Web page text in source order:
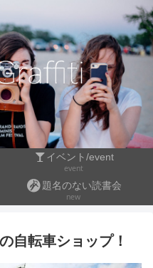
イベント/event
event
題名のない読書会
new
自転車ショップ！